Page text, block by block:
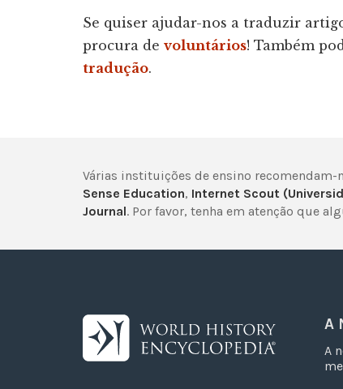
Se quiser ajudar-nos a traduzir
procura de voluntários! Também
tradução.
Várias instituições de ensino recomendam-
Sense Education, Internet Scout
Journal. Por favor, tenha em atenção que
A
A